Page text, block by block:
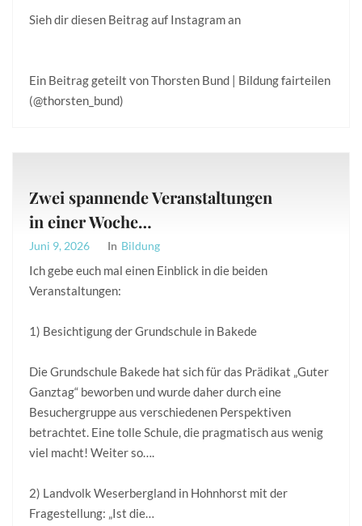
Sieh dir diesen Beitrag auf Instagram an
Ein Beitrag geteilt von Thorsten Bund | Bildung fairteilen
(@thorsten_bund)
Zwei spannende Veranstaltungen
in einer Woche…
Juni 9, 2026 In Bildung
Ich gebe euch mal einen Einblick in die beiden
Veranstaltungen:
1) Besichtigung der Grundschule in Bakede
Die Grundschule Bakede hat sich für das Prädikat „Guter
Ganztag“ beworben und wurde daher durch eine
Besuchergruppe aus verschiedenen Perspektiven
betrachtet. Eine tolle Schule, die pragmatisch aus wenig
viel macht! Weiter so….
2) Landvolk Weserbergland in Hohnhorst mit der
Fragestellung: „Ist die…